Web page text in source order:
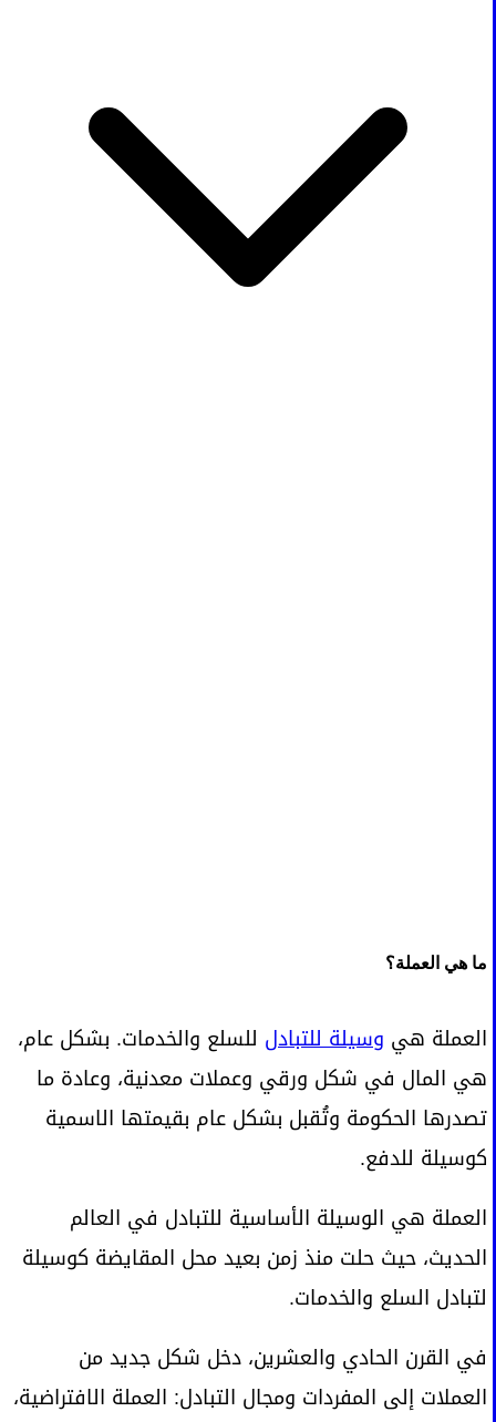
ما هي العملة؟
العملة هي وسيلة للتبادل للسلع والخدمات. بشكل عام،
هي المال في شكل ورقي وعملات معدنية، وعادة ما
تصدرها الحكومة وتُقبل بشكل عام بقيمتها الاسمية
كوسيلة للدفع.
العملة هي الوسيلة الأساسية للتبادل في العالم
الحديث، حيث حلت منذ زمن بعيد محل المقايضة كوسيلة
لتبادل السلع والخدمات.
في القرن الحادي والعشرين، دخل شكل جديد من
العملات إلى المفردات ومجال التبادل: العملة الافتراضية،